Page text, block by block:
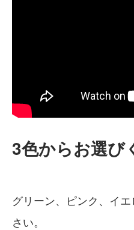
3色からお選び
グリーン、ピンク、イ
さい。